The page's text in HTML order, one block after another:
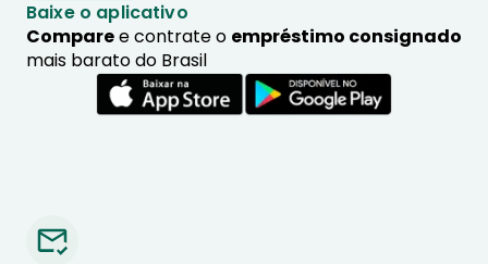
Baixe o aplicativo
Comparee contrate o empréstimo consignado
mais barato do Brasil